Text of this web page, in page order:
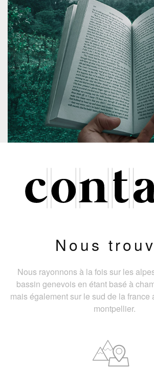
Nous
Nous rayonnons à la fois sur les
bassin genevois en étant basé à
mais également sur le sud de la france
montpellier.